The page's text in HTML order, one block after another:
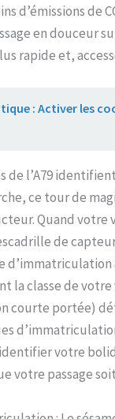
d’émissions de
en douceur
rapide et,
: Activer les
de l’A79
ce tour de
Quand votre
de
la classe de
courte portée)
votre
votre passage